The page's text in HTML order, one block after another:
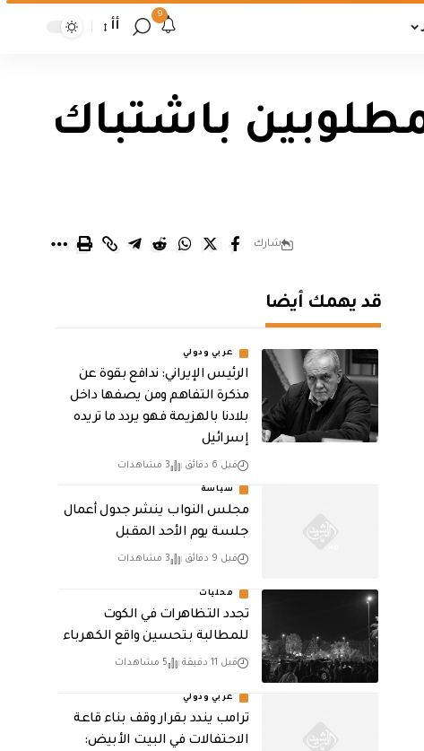
9
أأ
باشتباك
شارك
قد يهمك أيضا
عربي ودولي
الرئيس الإيراني: ندافع بقوة عن
مذكرة التفاهم ومن يصفها داخل
بلادنا بالهزيمة فهو يردد ما تريده
إسرائيل
قبل 6 دقائق 3 مشاهدات
سياسة
مجلس النواب ينشر جدول أعمال
جلسة يوم الأحد المقبل
قبل 9 دقائق 3 مشاهدات
محليات
تجدد التظاهرات في الكوت
للمطالبة بتحسين واقع الكهرباء
قبل 11 دقيقة 5 مشاهدات
عربي ودولي
ترامب يندد بقرار وقف بناء قاعة
الاحتفالات في البيت الأبيض: